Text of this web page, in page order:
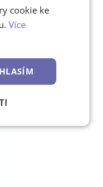
cookie ke
Více
Soubory